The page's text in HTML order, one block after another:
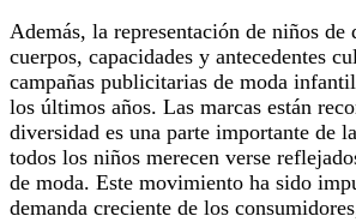
Además, la representación de niños de
cuerpos, capacidades y antecedentes
campañas publicitarias de moda
los últimos años. Las marcas están
diversidad es una parte importante de
todos los niños merecen verse
de moda. Este movimiento ha sido
demanda creciente de los